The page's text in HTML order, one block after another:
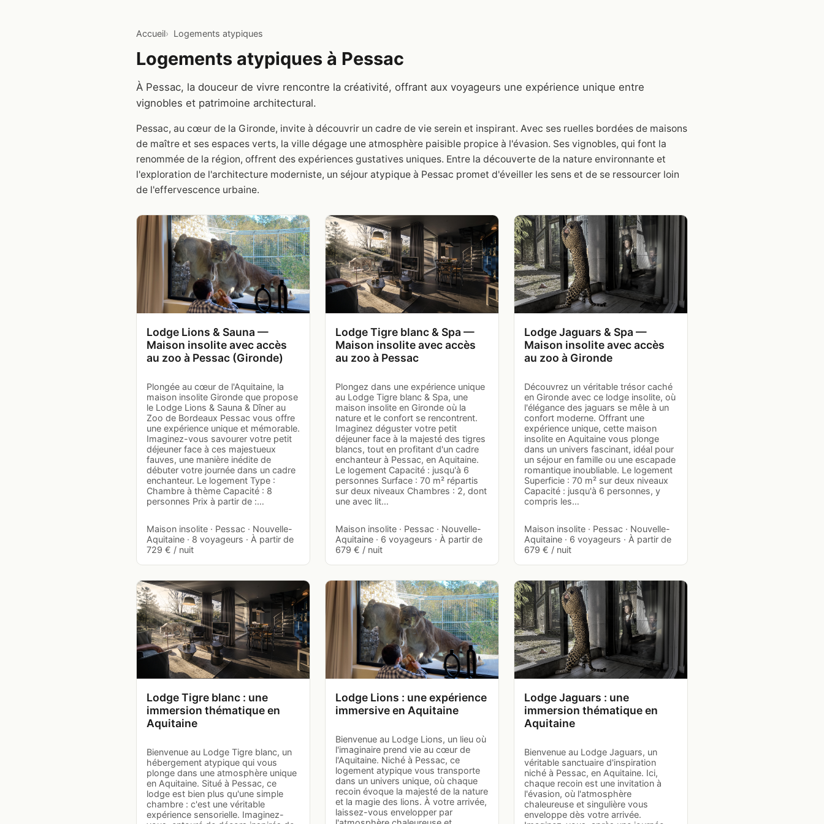
Accueil Logements atypiques
Logements atypiques à Pessac
À Pessac, la douceur de vivre rencontre la créativité, offrant aux voyageurs une expérience unique entre
vignobles et patrimoine architectural.
Pessac, au cœur de la Gironde, invite à découvrir un cadre de vie serein et inspirant. Avec ses ruelles bordées de maisons
de maître et ses espaces verts, la ville dégage une atmosphère paisible propice à l'évasion. Ses vignobles, qui font la
renommée de la région, offrent des expériences gustatives uniques. Entre la découverte de la nature environnante et
l'exploration de l'architecture moderniste, un séjour atypique à Pessac promet d'éveiller les sens et de se ressourcer loin
de l'effervescence urbaine.
Lodge Lions & Sauna —
Maison insolite avec accès
au zoo à Pessac (Gironde)
Plongée au cœur de l'Aquitaine, la
maison insolite Gironde que propose
le Lodge Lions & Sauna & Dîner au
Zoo de Bordeaux Pessac vous offre
une expérience unique et mémorable.
Imaginez-vous savourer votre petit
déjeuner face à ces majestueux
fauves, une manière inédite de
débuter votre journée dans un cadre
enchanteur. Le logement Type :
Chambre à thème Capacité : 8
personnes Prix à partir de :…
Maison insolite · Pessac · Nouvelle-
Aquitaine · 8 voyageurs · À partir de
729 € / nuit
Lodge Tigre blanc & Spa —
Maison insolite avec accès
au zoo à Pessac
Plongez dans une expérience unique
au Lodge Tigre blanc & Spa, une
maison insolite en Gironde où la
nature et le confort se rencontrent.
Imaginez déguster votre petit
déjeuner face à la majesté des tigres
blancs, tout en profitant d'un cadre
enchanteur à Pessac, en Aquitaine.
Le logement Capacité : jusqu'à 6
personnes Surface : 70 m² répartis
sur deux niveaux Chambres : 2, dont
une avec lit…
Maison insolite · Pessac · Nouvelle-
Aquitaine · 6 voyageurs · À partir de
679 € / nuit
Lodge Jaguars & Spa —
Maison insolite avec accès
au zoo à Gironde
Découvrez un véritable trésor caché
en Gironde avec ce lodge insolite, où
l'élégance des jaguars se mêle à un
confort moderne. Offrant une
expérience unique, cette maison
insolite en Aquitaine vous plonge
dans un univers fascinant, idéal pour
un séjour en famille ou une escapade
romantique inoubliable. Le logement
Superficie : 70 m² sur deux niveaux
Capacité : jusqu'à 6 personnes, y
compris les…
Maison insolite · Pessac · Nouvelle-
Aquitaine · 6 voyageurs · À partir de
679 € / nuit
Lodge Tigre blanc : une
immersion thématique en
Aquitaine
Bienvenue au Lodge Tigre blanc, un
hébergement atypique qui vous
plonge dans une atmosphère unique
en Aquitaine. Situé à Pessac, ce
lodge est bien plus qu'une simple
chambre : c'est une véritable
expérience sensorielle. Imaginez-
Lodge Lions : une expérience
immersive en Aquitaine
Bienvenue au Lodge Lions, un lieu où
l'imaginaire prend vie au cœur de
l'Aquitaine. Niché à Pessac, ce
logement atypique vous transporte
dans un univers unique, où chaque
recoin évoque la majesté de la nature
et la magie des lions. À votre arrivée,
laissez-vous envelopper par
Lodge Jaguars : une
immersion thématique en
Aquitaine
Bienvenue au Lodge Jaguars, un
véritable sanctuaire d'inspiration
niché à Pessac, en Aquitaine. Ici,
chaque recoin est une invitation à
l'évasion, où l'atmosphère
chaleureuse et singulière vous
enveloppe dès votre arrivée.